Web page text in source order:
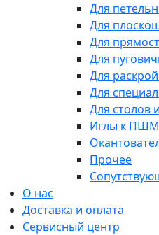
Для
Для
Для
Для
Для
Для
Для столов
Иглы к ПШМ
Прочее
О нас
Доставка и оплата
Сервисный центр